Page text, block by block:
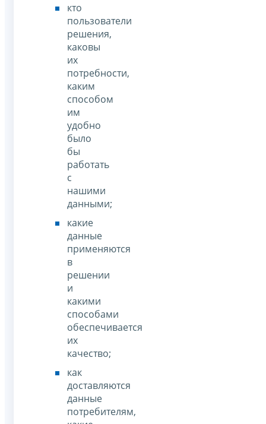
кто
пользователи
решения,
каковы
их
потребности,
каким
способом
им
удобно
было
бы
работать
с
нашими
данными;
какие
данные
применяются
в
решении
и
какими
способами
обеспечивается
их
качество;
как
доставляются
данные
потребителям,